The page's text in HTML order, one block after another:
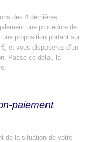
des 4 dernières
une procédure de
proposition portant sur
et vous disposerez d’un
Passé ce délai, la
paiement
de la situation de votre